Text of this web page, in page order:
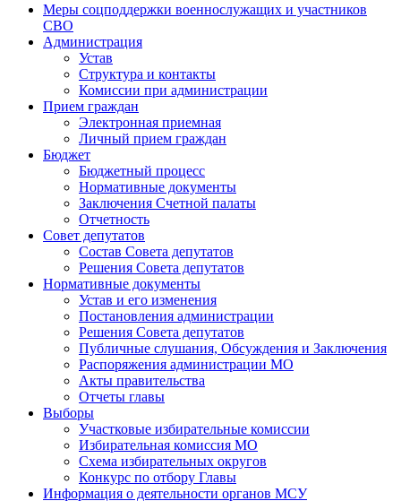
Меры соцподдержки военнослужащих и участников
СВО
Администрация
Устав
Структура и контакты
Комиссии при администрации
Прием граждан
Электронная приемная
Личный прием граждан
Бюджет
Бюджетный процесс
Нормативные документы
Заключения Счетной палаты
Отчетность
Совет депутатов
Состав Совета депутатов
Решения Совета депутатов
Нормативные документы
Устав и его изменения
Постановления администрации
Решения Совета депутатов
Публичные слушания, Обсуждения и Заключения
Распоряжения администрации МО
Акты правительства
Отчеты главы
Выборы
Участковые избирательные комиссии
Избирательная комиссия МО
Схема избирательных округов
Конкурс по отбору Главы
Информация о деятельности органов МСУ